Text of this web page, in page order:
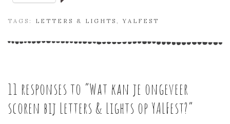
TAGS: LETTERS & LIGHTS ,YALFEST
11 responses to “Wat kan je ongeveer
scoren bij Letters & Lights op YALFest?”